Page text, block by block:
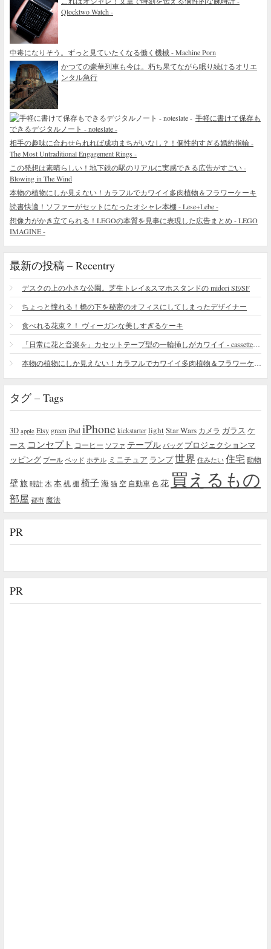
Qlocktwo Watch -
中毒になりそう。ずっと見ていたくなる働く機械 - Machine Porn
かつての豪華列車も今は。朽ち果てながら眠り続けるオリエ
ンタル急行
手軽に書けて保存も
できるデジタルノート - noteslate -
相手の趣味に合わせられれば成功まちがいなし？！個性的すぎる婚約指輪 -
The Most Untraditional Engagement Rings -
この発想は素晴らしい！地下鉄の駅のリアルに実感できる広告がすごい -
Blowing in The Wind
本物の植物にしか見えない！カラフルでカワイイ多肉植物＆フラワーケーキ
読書快適！ソファーがセットになったオシャレ本棚 - Lese+Lebe -
想像力がかき立てられる！LEGOの本質を見事に表現した広告まとめ - LEGO
IMAGINE -
最新の投稿 – Recentry
デスクの上の小さな公園。芝生トレイ&スマホスタンドの midori SE/SF
ちょっと憧れる！橋の下を秘密のオフィスにしてしまったデザイナー
食べれる花束？！ ヴィーガンな美しすぎるケーキ
タグ – Tags
3D apple Etsy green iPad iPhone kickstarter lightStar Wars カメラ ガラス ケ
ース コンセプト コーヒー ソファ テーブル バッグ プロジェクションマ
ッピング プール ベッド ホテル ミニチュア ランプ世界 住みたい 住宅 動物
壁旅 時計 木 本机 棚 椅子海 猫 空 自動車 色 花 買えるもの
部屋 都市 魔法
PR
PR